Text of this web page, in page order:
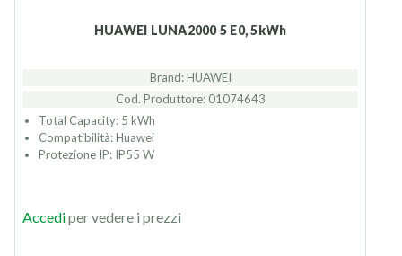
HUAWEI LUNA2000 5 E0, 5kWh
Brand: HUAWEI
Cod. Produttore: 01074643
Total Capacity: 5 kWh
Compatibilità: Huawei
Protezione IP: IP55 W
Accediper vedere i prezzi